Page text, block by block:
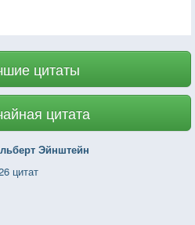
цитаты
цитата
Эйнштейн
цитат